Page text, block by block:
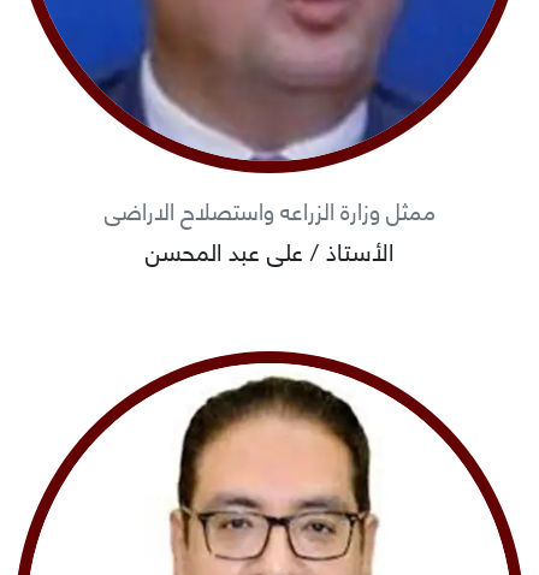
ممثل وزارة الزراعه واستصلاح الاراضى
الأستاذ / على عبد المحسن